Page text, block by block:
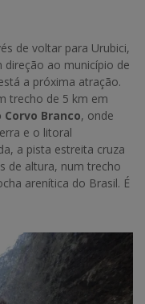
de voltar para Urubici,
direção ao município de
a próxima atração.
trecho de 5 km em
Corvo Branco, onde
e o litoral
a pista estreita cruza
de altura, num trecho
arenítica do Brasil. É